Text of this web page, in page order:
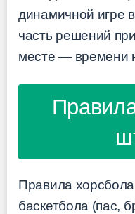
динамичной игре
часть решений
месте — времени
Правила
баскетбола (пас,